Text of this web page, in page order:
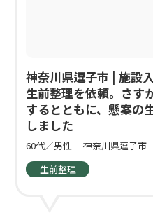
神奈川県逗子市 | 施設
生前整理を依頼。さす
するとともに、懸案の
しました
60代／男性
神奈川県逗子市
生前整理